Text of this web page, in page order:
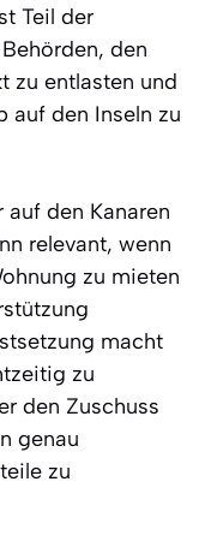
Teil der
den
zu entlasten und
auf den Inseln zu
auf den Kanaren
relevant, wenn
zu mieten
macht
zu
den Zuschuss
genau
zu